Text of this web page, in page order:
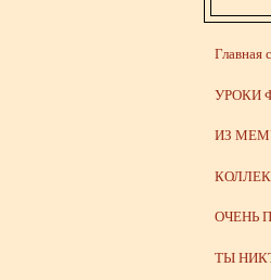
Главная
УРОКИ
ИЗ
ОЧЕНЬ
ТЫ